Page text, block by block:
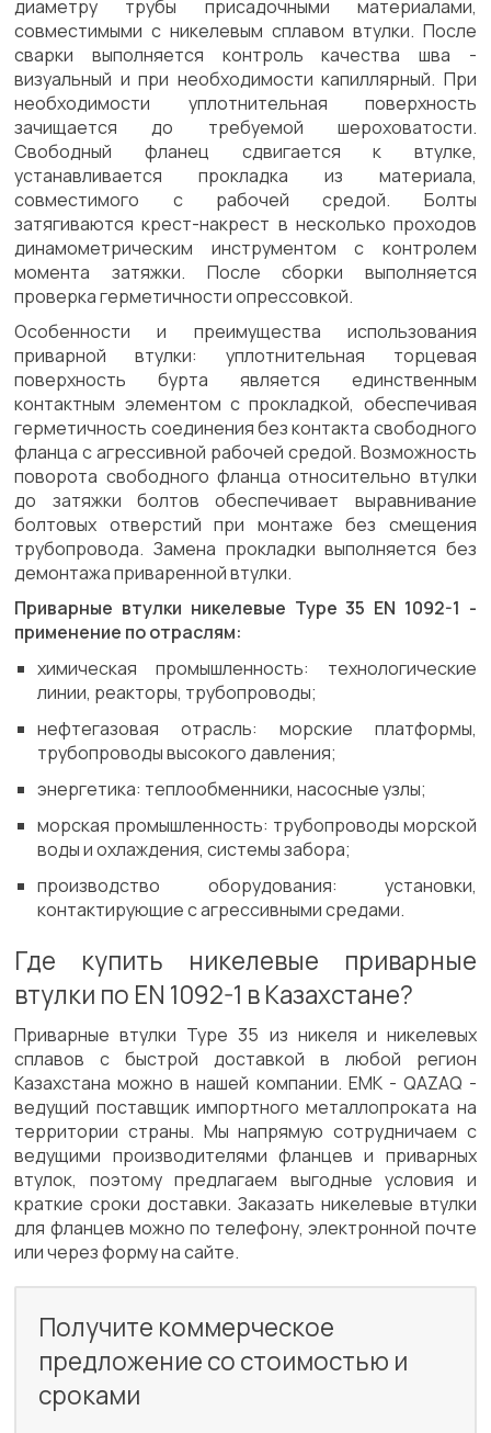
диаметру трубы присадочными материалами,
совместимыми с никелевым сплавом втулки. После
сварки выполняется контроль качества шва -
визуальный и при необходимости капиллярный. При
необходимости уплотнительная поверхность
зачищается до требуемой шероховатости.
Свободный фланец сдвигается к втулке,
устанавливается прокладка из материала,
совместимого с рабочей средой. Болты
затягиваются крест-накрест в несколько проходов
динамометрическим инструментом с контролем
момента затяжки. После сборки выполняется
проверка герметичности опрессовкой.
Особенности и преимущества использования
приварной втулки: уплотнительная торцевая
поверхность бурта является единственным
контактным элементом с прокладкой, обеспечивая
герметичность соединения без контакта свободного
фланца с агрессивной рабочей средой. Возможность
поворота свободного фланца относительно втулки
до затяжки болтов обеспечивает выравнивание
болтовых отверстий при монтаже без смещения
трубопровода. Замена прокладки выполняется без
демонтажа приваренной втулки.
Приварные втулки никелевые Type 35 EN 1092-1 -
применение по отраслям:
химическая промышленность: технологические
линии, реакторы, трубопроводы;
нефтегазовая отрасль: морские платформы,
трубопроводы высокого давления;
энергетика: теплообменники, насосные узлы;
морская промышленность: трубопроводы морской
воды и охлаждения, системы забора;
производство оборудования: установки,
контактирующие с агрессивными средами.
Где купить никелевые приварные
втулки по EN 1092-1 в Казахстане?
Приварные втулки Type 35 из никеля и никелевых
сплавов с быстрой доставкой в любой регион
Казахстана можно в нашей компании. ЕМК - QAZAQ -
ведущий поставщик импортного металлопроката на
территории страны. Мы напрямую сотрудничаем с
ведущими производителями фланцев и приварных
втулок, поэтому предлагаем выгодные условия и
краткие сроки доставки. Заказать никелевые втулки
для фланцев можно по телефону, электронной почте
или через форму на сайте.
Получите коммерческое
предложение со стоимостью и
сроками